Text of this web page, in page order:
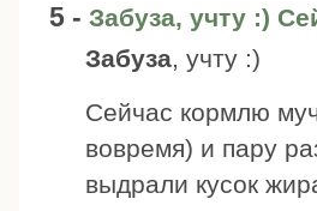
5 - Забуза, учту :)
Забуза, учту :)
Сейчас кормлю
вовремя) и пару
выдрали кусок